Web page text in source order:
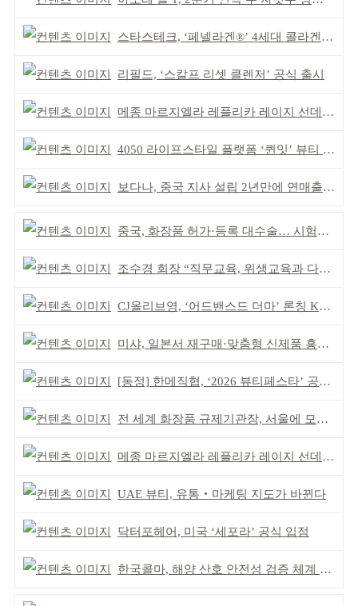
스타스테크, ‘페넬라겐®’ 4세대 콜라겐 원료 호평
리필드, ‘스칼프 리셋 클렌저’ 공식 출시
메종 마르지엘라 레플리카 레이지 선데이 모닝 디퓨저
4050 라이프스타일 플랫폼 ‘퀸잇’ 뷰티 성장세
보다나, 중국 지사 설립 2년만에 연매출 120억 돌파
중국, 화장품 허가·등록 대수술… 시험자료 공용 허용
조수경 회장 “직무교육, 위생교육과 다르다”
CJ올리브영, ‘어드밴스드 더마’ 론칭 K더마 육성 박차
미샤, 일본서 재구매·맞춤형 신제품 흥행 ‘쌍끌이’
[동정] 한메직협, ‘2026 뷰티페스타’ 공동 주최
전 세계 화장품 규제기관장, 서울에 모인다
메종 마르지엘라 레플리카 레이지 선데이 모닝 디퓨저
UAE 뷰티, 유통‧마케팅 지도가 바뀐다
닥터포헤어, 미국 ‘세포라’ 공식 입점
한국콜마, 해양 산호 안전성 검증 체계 구축